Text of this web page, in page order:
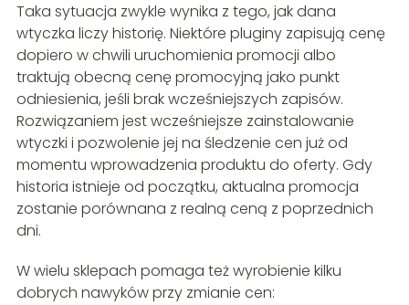
Taka sytuacja zwykle wynika z tego, jak dana
wtyczka liczy historię. Niektóre pluginy zapisują cenę
dopiero w chwili uruchomienia promocji albo
traktują obecną cenę promocyjną jako punkt
odniesienia, jeśli brak wcześniejszych zapisów.
Rozwiązaniem jest wcześniejsze zainstalowanie
wtyczki i pozwolenie jej na śledzenie cen już od
momentu wprowadzenia produktu do oferty. Gdy
historia istnieje od początku, aktualna promocja
zostanie porównana z realną ceną z poprzednich
dni.
W wielu sklepach pomaga też wyrobienie kilku
dobrych nawyków przy zmianie cen: